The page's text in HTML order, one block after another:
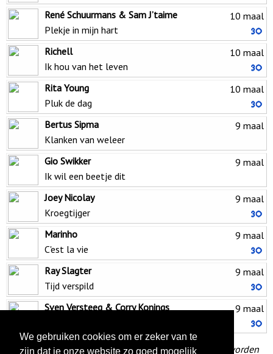
10 maal
René Schuurmans & Sam J’taime
Plekje in mijn hart
10 maal
Richell
Ik hou van het leven
10 maal
Rita Young
Pluk de dag
9 maal
Bertus Sipma
Klanken van weleer
9 maal
Gio Swikker
Ik wil een beetje dit
9 maal
Joey Nicolay
Kroegtijger
9 maal
Marinho
C'est la vie
9 maal
Ray Slagter
Tijd verspild
9 maal
Sven Versteeg & Corry Konings
(alleen nieuwe clips die 9 keer of meer zijn gespeeld worden
We gebruiken cookies om er zeker van te
zijn dat je onze website zo goed mogelijk